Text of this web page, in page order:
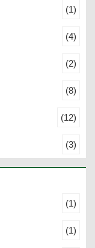
(1)
(4)
(2)
(8)
(12)
(3)
(1)
(1)